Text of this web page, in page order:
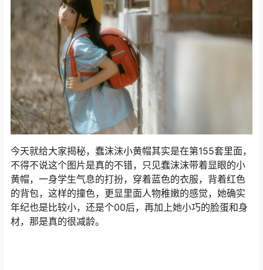
今天就给大家揭秘，蠢沫沫小黄帽其实是在第155套里面，
不得不说这个图片是真的不错，只见蠢沫沫带着显眼的小
黄帽，一身学生气息的打扮，穿着蓝色的衣服，背着红色
的背包，这样的撞色，更显里面人物稚嫩的感觉，她确实
年纪也是比较小，还是个00后，再加上她小巧的脸蛋和身
材，那是真的很减龄。